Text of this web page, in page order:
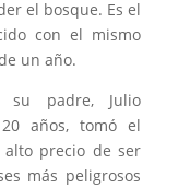
el bosque. Es el
con el mismo
un año.
su padre, Julio
años, tomó el
precio de ser
más peligrosos